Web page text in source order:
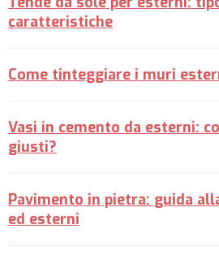
caratteristiche
Come tinteggiare i muri
Vasi in cemento da esterni:
giusti?
Pavimento in pietra: guida
ed esterni